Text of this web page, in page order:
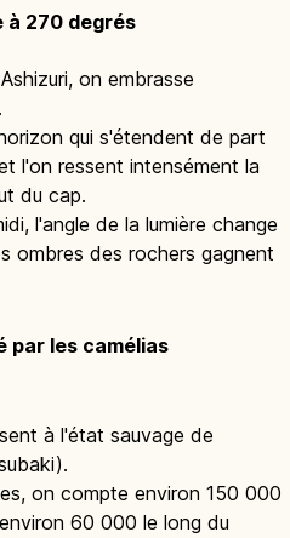
à 270 degrés
on embrasse
qui s'étendent de part
l'on ressent intensément la
du cap.
l'angle de la lumière change
ombres des rochers gagnent
par les camélias
à l'état sauvage de
on compte environ 150 000
60 000 le long du